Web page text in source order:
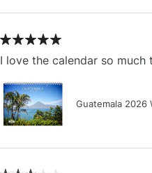
I love the calendar so much
Guatemala 2026